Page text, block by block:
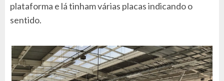
plataforma e lá tinham várias placas indicando o
sentido.